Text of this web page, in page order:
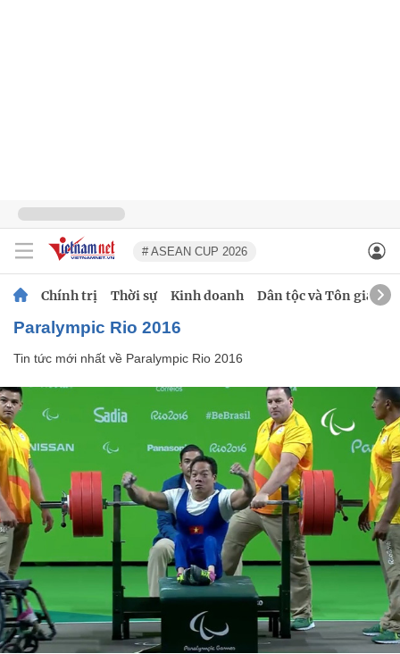
# ASEAN CUP 2026
Chính trị Thời sự Kinh doanh Dân tộc và Tôn giáo
Paralympic Rio 2016
Tin tức mới nhất về Paralympic Rio 2016